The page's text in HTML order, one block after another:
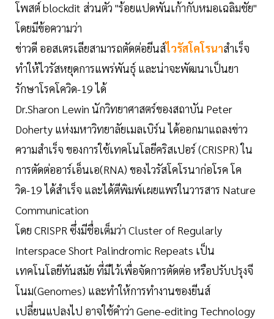
โพสต์ blockdit ส่วนตัว "ร้อยแปดพันเก้ากับหมอเฉลิมชัย"
โดยมีข้อความว่า
ข่าวดี ออสเตรเลียสามารถตัดต่อยีนส์ไวรัสโคโรนาสำเร็จ
ทำให้ไวรัสหยุดการแพร่พันธุ์ และน่าจะพัฒนาเป็นยา
รักษาโรคโควิด-19 ได้
Dr.Sharon Lewin นักวิทยาศาสตร์ของสถาบัน Peter
Doherty แห่งมหาวิทยาลัยเมลเบิร์น ได้ออกมาแถลงข่าว
ความสำเร็จ ของการใช้เทคโนโลยีคริสเปอร์ (CRISPR) ใน
การตัดต่ออาร์เอ็นเอ(RNA) ของไวรัสโคโรนาก่อโรค โค
วิด-19 ได้สำเร็จ และได้ตีพิมพ์เผยแพร่ในวารสาร Nature
Communication
โดย CRISPR ซึ่งมีชื่อเต็มว่า Cluster of Regularly
Interspace Short Palindromic Repeats เป็น
เทคโนโลยีทันสมัย ที่มีไว้เพื่อจัดการตัดต่อ หรือปรับปรุงจี
โนม(Genomes) และทำให้การทำงานของยีนส์
เปลี่ยนแปลงไป อาจใช้คำว่า Gene-editing Technology